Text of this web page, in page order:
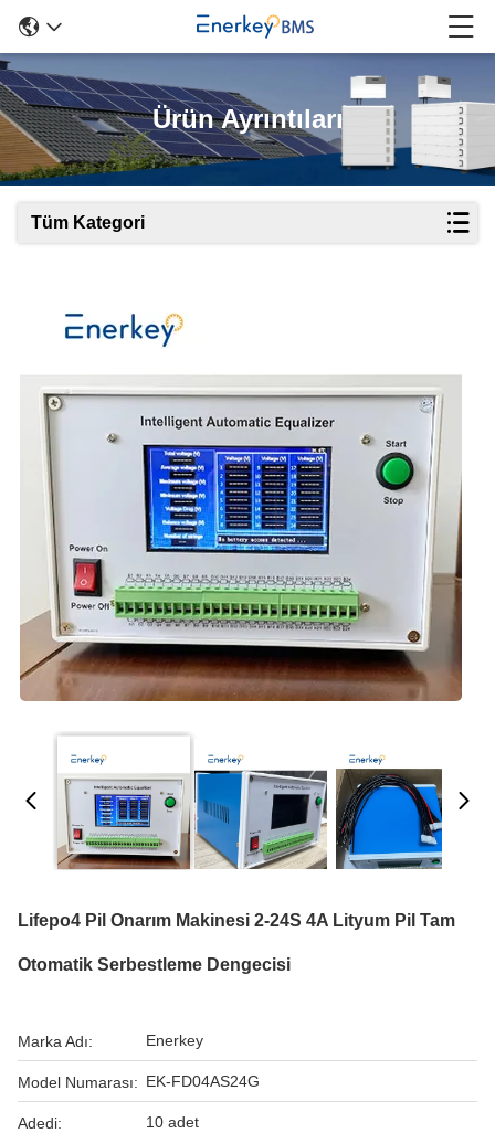
Ürün Ayrıntıları
Tüm Kategori
Lifepo4 Pil Onarım Makinesi 2-24S 4A Lityum Pil Tam
Otomatik Serbestleme Dengecisi
Marka Adı: Enerkey
Model Numarası: EK-FD04AS24G
Adedi: 10 adet